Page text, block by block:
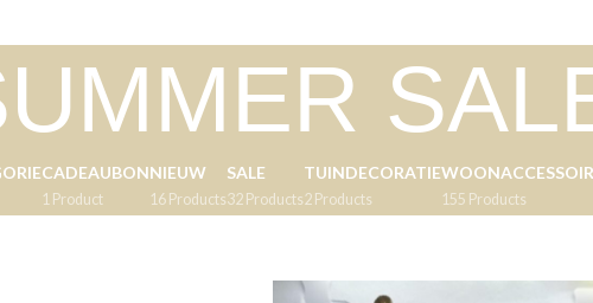
CADEAUBON
1 Product
NIEUW
16 Products
SALE
32 Products
TUINDECORATIE
2 Products 155 Products